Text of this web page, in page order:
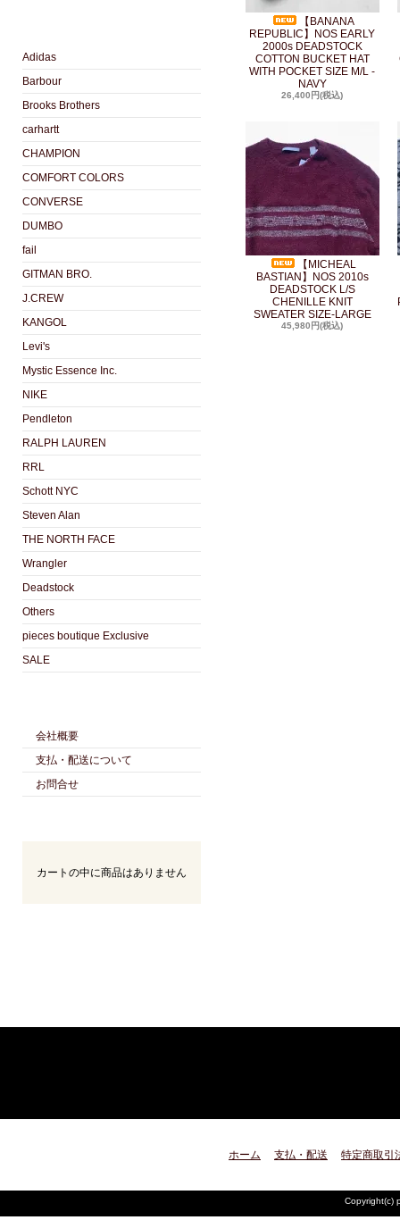
Adidas
Barbour
Brooks Brothers
carhartt
CHAMPION
COMFORT COLORS
CONVERSE
DUMBO
fail
GITMAN BRO.
J.CREW
KANGOL
Levi's
Mystic Essence Inc.
NIKE
Pendleton
RALPH LAUREN
RRL
Schott NYC
Steven Alan
THE NORTH FACE
Wrangler
Deadstock
Others
pieces boutique Exclusive
SALE
会社概要
支払・配送について
お問合せ
カートの中に商品はありません
【BANANA
REPUBLIC】NOS EARLY
2000s DEADSTOCK
COTTON BUCKET HAT
WITH POCKET SIZE M/L -
NAVY
26,400円(税込)
【MICHEAL
BASTIAN】NOS 2010s
DEADSTOCK L/S
CHENILLE KNIT
SWEATER SIZE-LARGE
45,980円(税込)
ホーム 支払・配送 特定商取引
Copyright(c)